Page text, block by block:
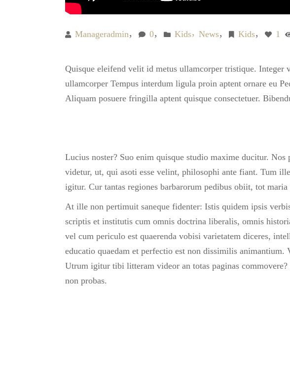
Manageradmin 0 Kids News Kids 1
Quisque eleifend velit id metus ullamcorper tristique. Integer
ullamcorper Tempus interdum ligula proin aptent ornare eu
Aliquam posuere fringilla aptent quisque consectetuer.
Lucius noster? Suo enim quisque studio maxime ducitur.
videtur, ut, qui asoti esse velint, philosophi ante fiant. Tum
igitur. Cur tantas regiones barbarorum pedibus obiit, tot maria
At ille non pertimuit saneque fidenter: Istis quidem ipsis
scriptis et institutis cum omnis doctrina liberalis, omnis
vel cum periculo est quaerenda vobisi varietatem diceres,
educatio quaedam et perfectio est non dissimilis
Utrum igitur tibi litteram videor an totas paginas
non probas.